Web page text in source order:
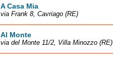
A Casa Mia
via Frank 8, Cavriago (RE)
Al Monte
via del Monte 11/2, Villa Minozzo (RE)